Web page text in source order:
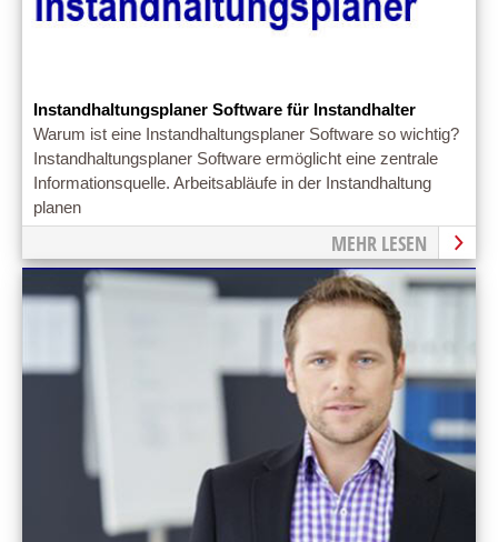
Instandhaltungsplaner Software für Instandhalter
Warum ist eine Instandhaltungsplaner Software so wichtig?
Instandhaltungsplaner Software ermöglicht eine zentrale
Informationsquelle. Arbeitsabläufe in der Instandhaltung
planen
MEHR LESEN